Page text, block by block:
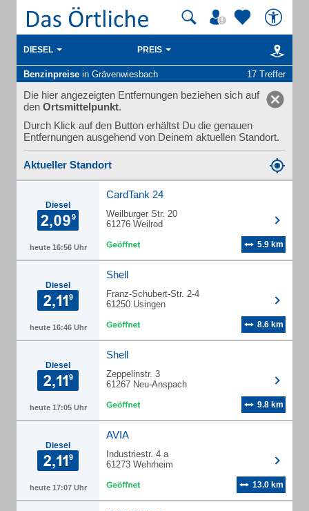
DIESEL PREIS
Benzinpreise in Grävenwiesbach 17 Treffer
Die hier angezeigten Entfernungen beziehen sich auf
den Ortsmittelpunkt.
Durch Klick auf den Button erhältst Du die genauen
Entfernungen ausgehend von Deinem aktuellen Standort.
Aktueller Standort
Diesel
heute 16:56 Uhr
CardTank 24
Weilburger Str. 20
61276 Weilrod
5.9 km
Diesel
heute 16:46 Uhr
Shell
Franz-Schubert-Str. 2-4
61250 Usingen
8.6 km
Diesel
heute 17:05 Uhr
Shell
Zeppelinstr. 3
61267 Neu-Anspach
9.8 km
Diesel
heute 17:07 Uhr
AVIA
Industriestr. 4 a
61273 Wehrheim
13.0 km